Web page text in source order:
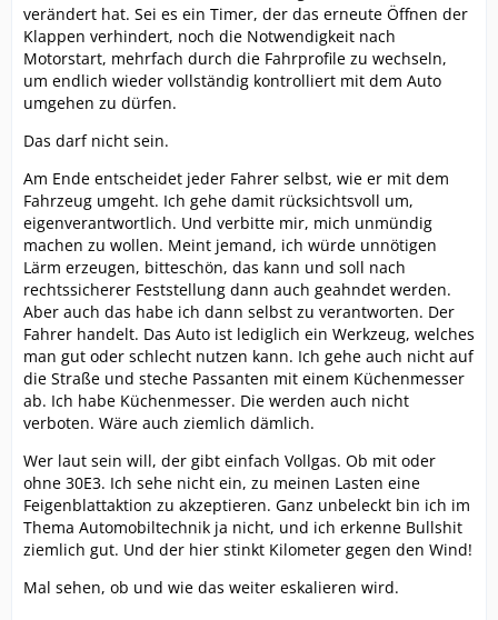
verändert hat. Sei es ein Timer, der das erneute Öffnen der
Klappen verhindert, noch die Notwendigkeit nach
Motorstart, mehrfach durch die Fahrprofile zu wechseln,
um endlich wieder vollständig kontrolliert mit dem Auto
umgehen zu dürfen.
Das darf nicht sein.
Am Ende entscheidet jeder Fahrer selbst, wie er mit dem
Fahrzeug umgeht. Ich gehe damit rücksichtsvoll um,
eigenverantwortlich. Und verbitte mir, mich unmündig
machen zu wollen. Meint jemand, ich würde unnötigen
Lärm erzeugen, bitteschön, das kann und soll nach
rechtssicherer Feststellung dann auch geahndet werden.
Aber auch das habe ich dann selbst zu verantworten. Der
Fahrer handelt. Das Auto ist lediglich ein Werkzeug, welches
man gut oder schlecht nutzen kann. Ich gehe auch nicht auf
die Straße und steche Passanten mit einem Küchenmesser
ab. Ich habe Küchenmesser. Die werden auch nicht
verboten. Wäre auch ziemlich dämlich.
Wer laut sein will, der gibt einfach Vollgas. Ob mit oder
ohne 30E3. Ich sehe nicht ein, zu meinen Lasten eine
Feigenblattaktion zu akzeptieren. Ganz unbeleckt bin ich im
Thema Automobiltechnik ja nicht, und ich erkenne Bullshit
ziemlich gut. Und der hier stinkt Kilometer gegen den Wind!
Mal sehen, ob und wie das weiter eskalieren wird.